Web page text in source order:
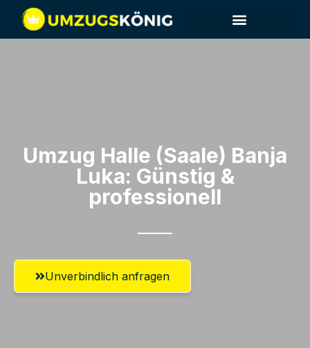
Umzug Halle (Saale)​ Banja
Luka: Günstig &
professionell​
Unverbindlich anfragen